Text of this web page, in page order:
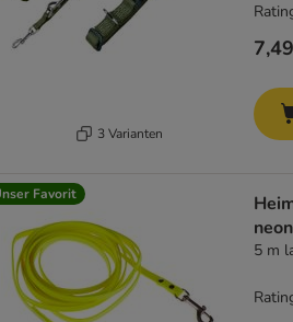
3 Varianten
Favorit
5 m